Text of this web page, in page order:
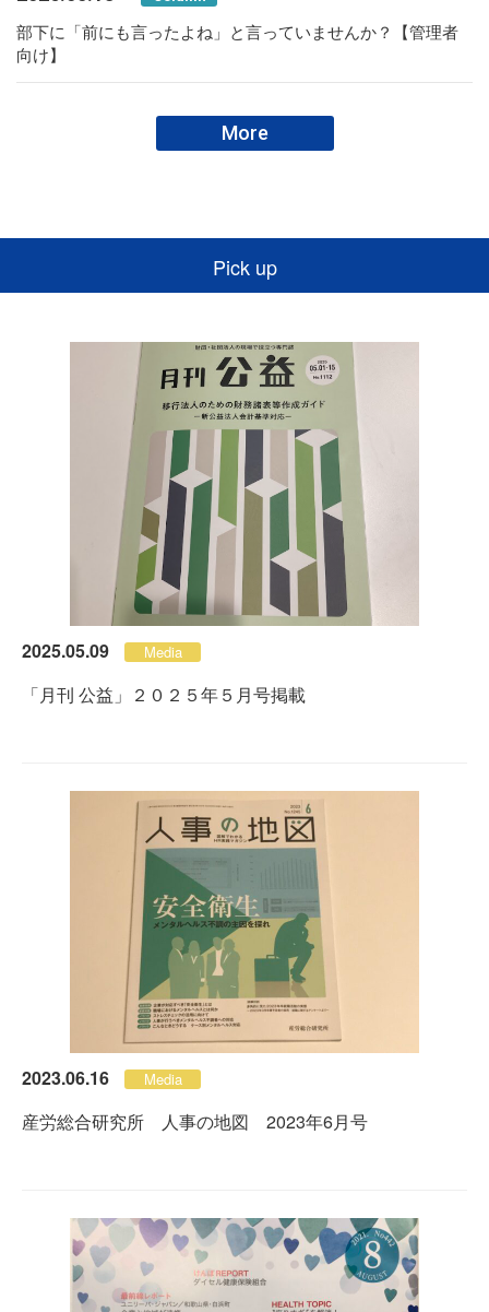
部下に「前にも言ったよね」と言っていませんか？【管理者
向け】
More
Pick up
2025.05.09 Media
「月刊 公益」２０２５年５月号掲載
2023.06.16 Media
産労総合研究所 人事の地図 2023年6月号